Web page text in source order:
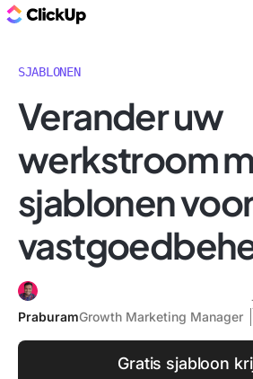
SJABLONEN
Verander uw
werkstroom
sjablonen
PraburamGrowth Marketing Manager
Gratis sjabloon